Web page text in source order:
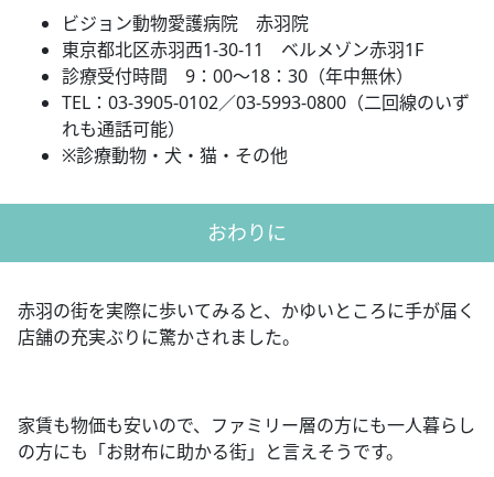
ビジョン動物愛護病院 赤羽院
東京都北区赤羽西1-30-11 ベルメゾン赤羽1F
診療受付時間 9 ： 00～18 ： 30 （年中無休）
TEL ： 03-3905-0102／03-5993-0800 （二回線のいず
れも通話可能）
※診療動物・犬・猫・その他
おわりに
赤羽の街を実際に歩いてみると、かゆいところに手が届く
店舗の充実ぶりに驚かされました。
家賃も物価も安いので、ファミリー層の方にも一人暮らし
の方にも「お財布に助かる街」と言えそうです。